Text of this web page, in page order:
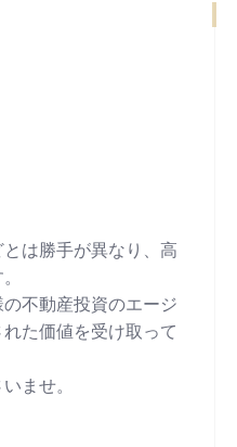
は勝手が異なり、高
不動産投資のエージ
た価値を受け取って
ませ。